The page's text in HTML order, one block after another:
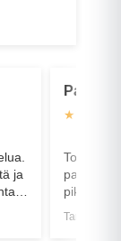
ja
Pasi U
★★★★★
Todella
palvelua.
Tampere,